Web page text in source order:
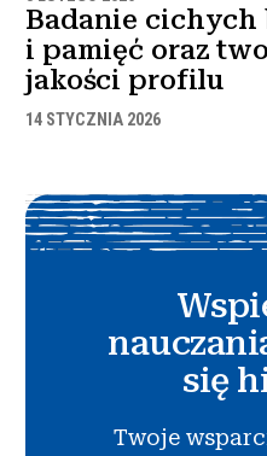
Badanie
i pamięć oraz
jakości profilu
14 STYCZNIA 2026
się
Twoje